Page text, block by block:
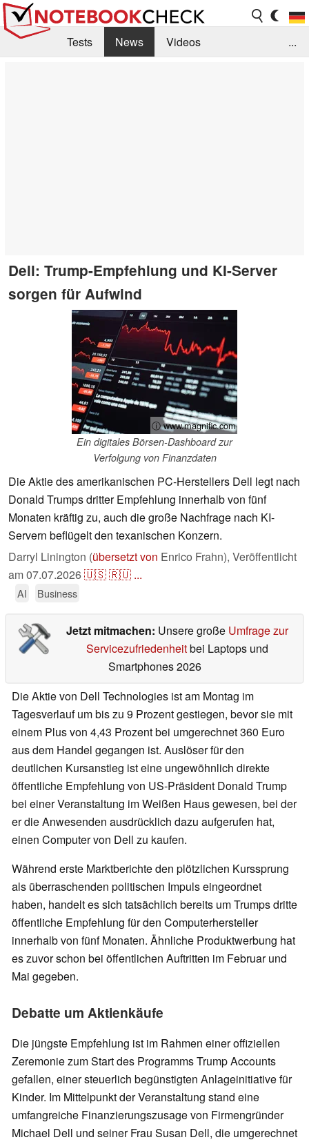
Tests News
Videos
...
Dell: Trump-Empfehlung und KI-Server
sorgen für Aufwind
ⓘ www.magnific.com
Ein digitales Börsen-Dashboard zur
Verfolgung von Finanzdaten
Die Aktie des amerikanischen PC-Herstellers Dell legt nach
Donald Trumps dritter Empfehlung innerhalb von fünf
Monaten kräftig zu, auch die große Nachfrage nach KI-
Servern beflügelt den texanischen Konzern.
Darryl Linington (übersetzt von Enrico Frahn), Veröffentlicht
am07.07.2026🇺🇸🇷🇺 ...
AI Business
Jetzt mitmachen: Unsere große Umfrage zur
Servicezufriedenheitbei Laptops und
Smartphones 2026
Die Aktie von Dell Technologies ist am Montag im
Tagesverlauf um bis zu 9 Prozent gestiegen, bevor sie mit
einem Plus von 4,43 Prozent bei umgerechnet 360 Euro
aus dem Handel gegangen ist. Auslöser für den
deutlichen Kursanstieg ist eine ungewöhnlich direkte
öffentliche Empfehlung von US-Präsident Donald Trump
bei einer Veranstaltung im Weißen Haus gewesen, bei der
er die Anwesenden ausdrücklich dazu aufgerufen hat,
einen Computer von Dell zu kaufen.
Während erste Marktberichte den plötzlichen Kurssprung
als überraschenden politischen Impuls eingeordnet
haben, handelt es sich tatsächlich bereits um Trumps dritte
öffentliche Empfehlung für den Computerhersteller
innerhalb von fünf Monaten. Ähnliche Produktwerbung hat
es zuvor schon bei öffentlichen Auftritten im Februar und
Mai gegeben.
Debatte um Aktienkäufe
Die jüngste Empfehlung ist im Rahmen einer offiziellen
Zeremonie zum Start des Programms Trump Accounts
gefallen, einer steuerlich begünstigten Anlageinitiative für
Kinder. Im Mittelpunkt der Veranstaltung stand eine
umfangreiche Finanzierungszusage von Firmengründer
Michael Dell und seiner Frau Susan Dell, die umgerechnet